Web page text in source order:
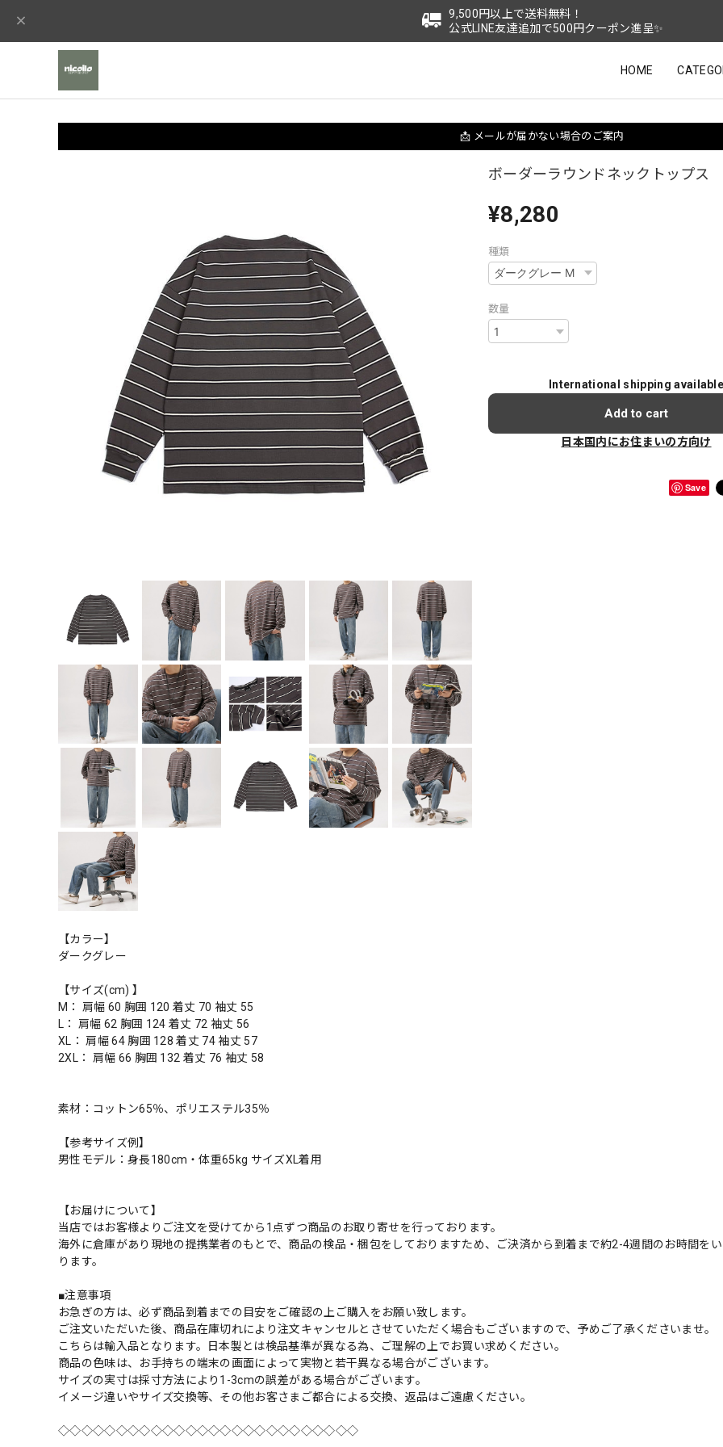
9,500円以上で送料無料！
公式LINE友達追加で500円クーポン進呈✨
HOME
📩 メールが届かない場合のご案内
ボーダーラウンドネックトップス
¥8,280
種類
数量
International shipping
Add to cart
日本国内にお住まいの方向け
Save
【カラー】
ダークグレー
【サイズ(cm) 】
M： 肩幅 60 胸囲 120 着丈 70 袖丈 55
L： 肩幅 62 胸囲 124 着丈 72 袖丈 56
XL： 肩幅 64 胸囲 128 着丈 74 袖丈 57
2XL： 肩幅 66 胸囲 132 着丈 76 袖丈 58
素材：コットン65％、ポリエステル35％
【参考サイズ例】
男性モデル：身長180cm・体重65kg サイズXL着用
【お届けについて】
当店ではお客様よりご注文を受けてから1点ずつ商品のお取り寄せを行っております。
海外に倉庫があり現地の提携業者のもとで、商品の検品・梱包をしておりますため、ご決済から到着まで約2-4週間のお時間を
ります。
■注意事項
お急ぎの方は、必ず商品到着までの目安をご確認の上ご購入をお願い致します。
ご注文いただいた後、商品在庫切れにより注文キャンセルとさせていただく場合もございますので、予めご了承くださいませ。
こちらは輸入品となります。日本製とは検品基準が異なる為、ご理解の上でお買い求めください。
商品の色味は、お手持ちの端末の画面によって実物と若干異なる場合がございます。
サイズの実寸は採寸方法により1-3cmの誤差がある場合がございます。
イメージ違いやサイズ交換等、その他お客さまご都合による交換、返品はご遠慮ください。
◇◇◇◇◇◇◇◇◇◇◇◇◇◇◇◇◇◇◇◇◇◇◇◇◇◇